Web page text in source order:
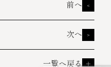
前へ <
次へ >
一覧へ戻る ＋